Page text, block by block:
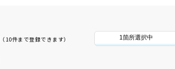
（10件まで登録できます） 1箇所選択中